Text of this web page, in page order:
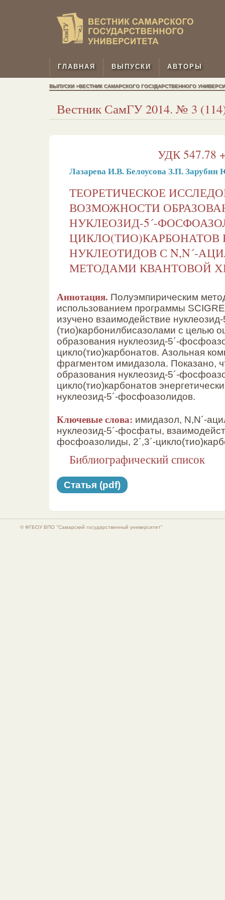
ГЛАВНАЯ ВЫПУСКИ АВТОРЫ
ВЫПУСКИ >ВЕСТНИК САМАРСКОГО ГОСУДАРСТВЕННОГО
Вестник СамГУ 2014. № 3
УДК 547.78
Лазарева И.В.Белоусова З.П.
ТЕОРЕТИЧЕСКОЕ
ВОЗМОЖНОСТИ
НУКЛЕОЗИД-5´-
ЦИКЛО(ТИО)КАРБОНАТОВ
НУКЛЕОТИДОВ С N,N´-
МЕТОДАМИ КВАНТОВОЙ
Аннотация. Полуэмпирическим
использованием программы
изучено взаимодействие
(тио)карбонилбисазолами c целью
образования нуклеозид-5´-
цикло(тио)карбонатов. Азольная
фрагментом имидазола. Показано,
образования нуклеозид-5´-
цикло(тио)карбонатов
нуклеозид-5´-фосфоазолидов.
Ключевые слова: имидазол, N,N´-
нуклеозид-5´-фосфаты,
фосфоазолиды, 2´,3´-
Библиографический список
Статья (pdf)
© ФГБОУ ВПО "Самарский государственный университет"